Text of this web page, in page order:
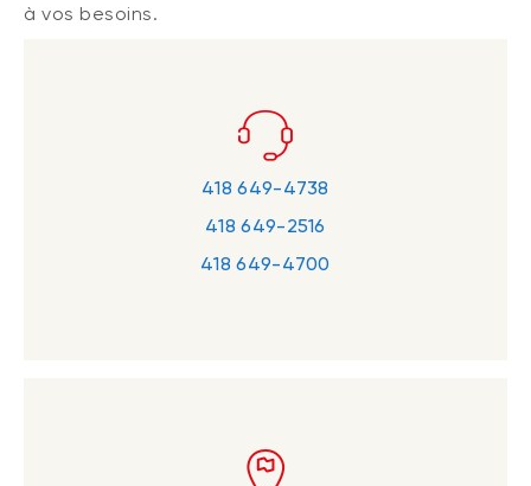
à vos besoins.
418 649-4738
418 649-2516
418 649-4700